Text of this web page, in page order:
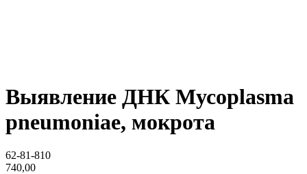
Выявление ДНК Мусоplasma
pneumoniae, мокрота
62-81-810
740,00